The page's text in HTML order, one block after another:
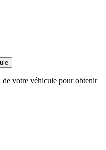
de votre véhicule pour obtenir